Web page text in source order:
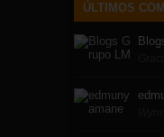
ÚLTIMOS